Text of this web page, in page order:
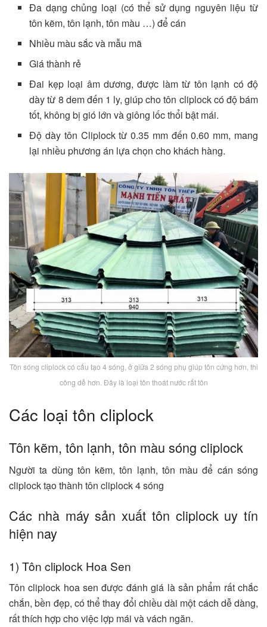
Đa dạng chủng loại (có thể sử dụng nguyên liệu từ
tôn kẽm, tôn lạnh, tôn màu …) để cán
Nhiều màu sắc và mẫu mã
Giá thành rẻ
Đai kẹp loại âm dương, được làm từ tôn lạnh có độ
dày từ 8 dem đến 1 ly, giúp cho tôn cliplock có độ bám
tốt, không bị gió lớn và giông lốc thổi bật mái.
Độ dày tôn Cliplock từ 0.35 mm đến 0.60 mm, mang
lại nhiều phương án lựa chọn cho khách hàng.
Tôn sóng cliplock có cấu tạo 4 sóng, ở giữa 2 sóng phụ giúp tôn cứng hơn, thi
công dễ hơn. Đây là loại tôn thoát nước rất tôn
Các loại tôn cliplock
Tôn kẽm, tôn lạnh, tôn màu sóng cliplock
Người ta dùng tôn kẽm, tôn lạnh, tôn màu để cán sóng
cliplock tạo thành tôn cliplock 4 sóng
Các nhà máy sản xuất tôn cliplock uy tín
hiện nay
1) Tôn cliplock Hoa Sen
Tôn cliplock hoa sen được đánh giá là sản phẩm rất chắc
chắn, bền đẹp, có thể thay đổi chiều dài một cách dễ dàng,
rất thích hợp cho việc lợp mái và vách ngăn.